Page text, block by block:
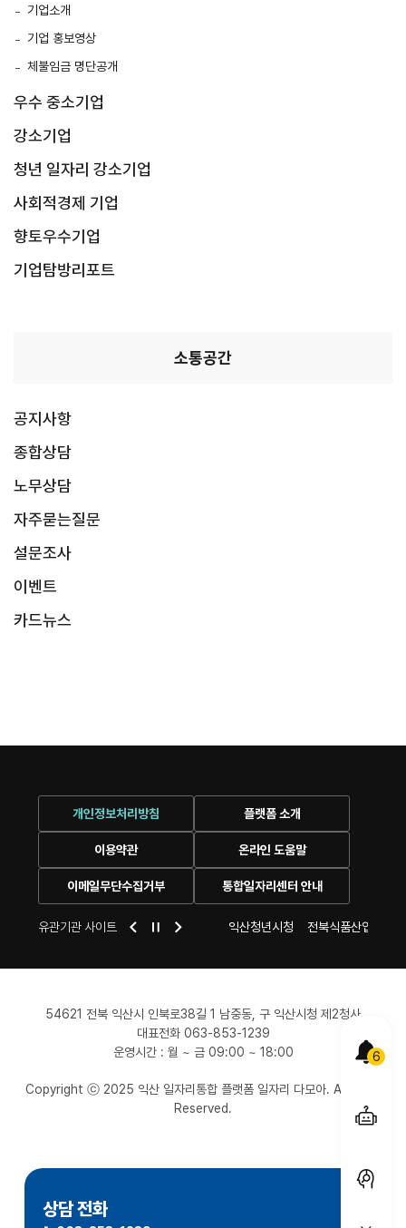
기업소개
기업 홍보영상
체불임금 명단공개
우수 중소기업
강소기업
청년 일자리 강소기업
사회적경제 기업
향토우수기업
기업탐방리포트
소통공간
공지사항
종합상담
노무상담
자주묻는질문
설문조사
이벤트
카드뉴스
개인정보처리방침 플랫폼 소개
이용약관 온라인 도움말
이메일무단수집거부 통합일자리센터 안내
유관기관 사이트
익산 시청 익산여성새로일하기센터 익산청년시청 전북식품산업일자
54621 전북 익산시 인북로38길 1 남중동, 구 익산시청 제2청사
대표전화 063-853-1239
운영시간 : 월 ~ 금 09:00 ~ 18:00
Copyright ⓒ 2025 익산 일자리통합 플랫폼 일자리 다모아. All Right
Reserved.
상담 전화
6
서비스
채팅상